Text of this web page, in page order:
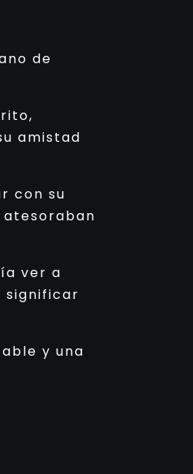
de
amistad
con su
ver a
significar
y una